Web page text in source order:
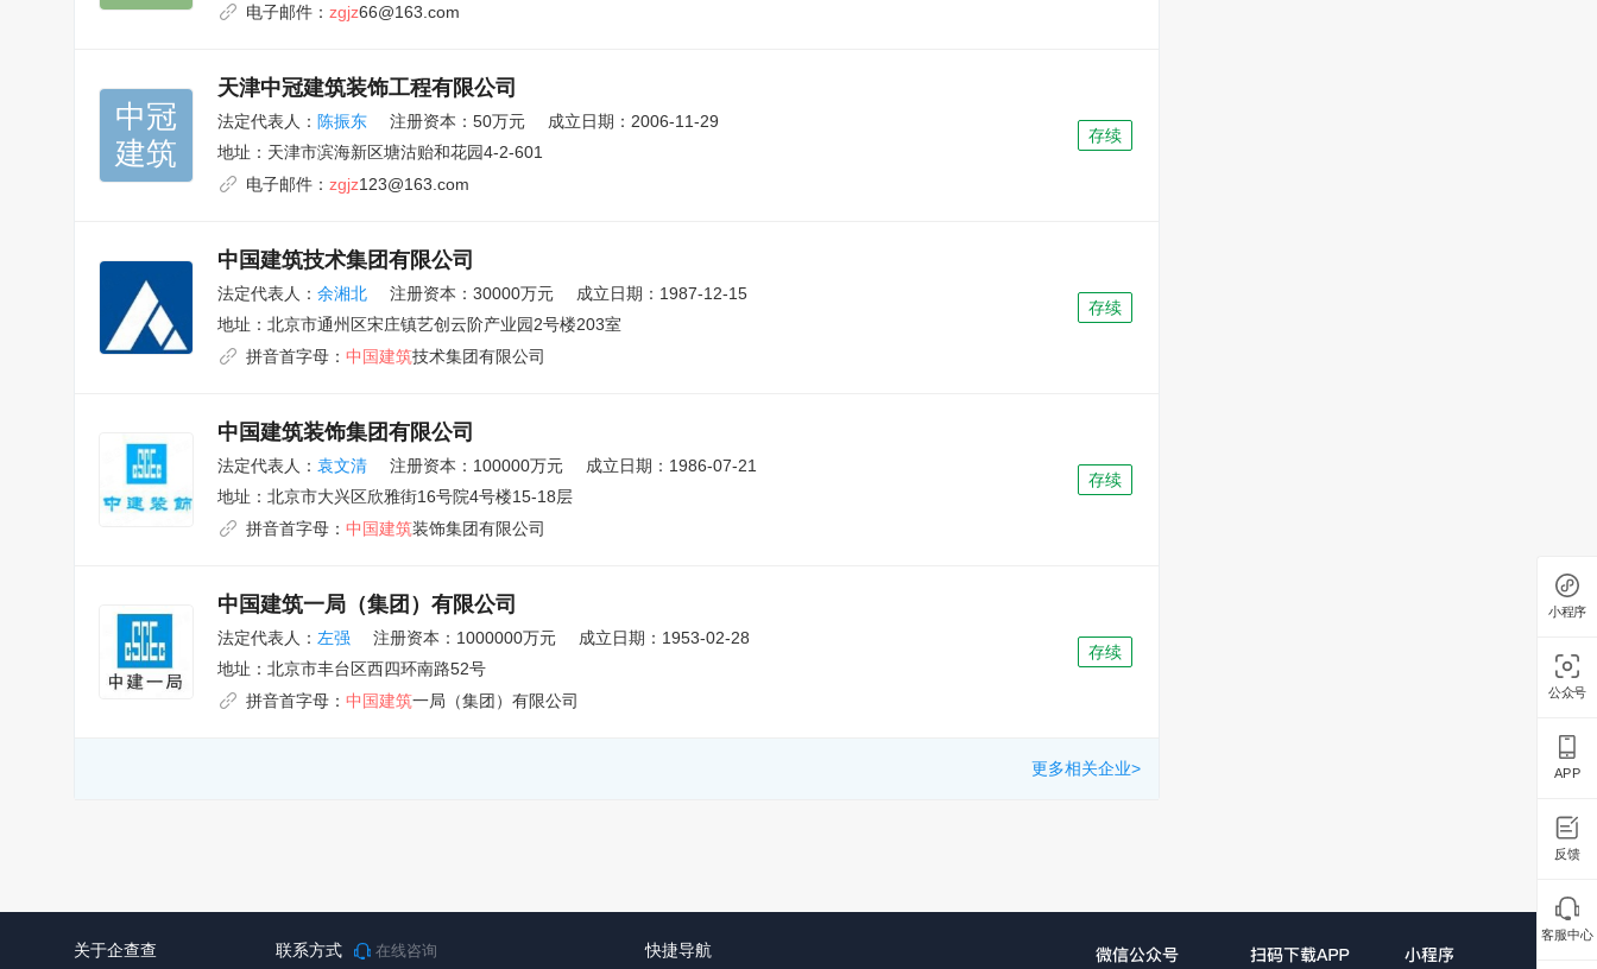
电子邮件： zgjz66@163.com
中冠
建筑
天津中冠建筑装饰工程有限公司
法定代表人： 陈振东 注册资本：50万元
成立日期：2006-11-29
地址： 天津市滨海新区塘沽贻和花园4-2-601
电子邮件： zgjz123@163.com
存续
中国建筑技术集团有限公司
法定代表人： 余湘北 注册资本：30000万元
成立日期：1987-12-15
地址： 北京市通州区宋庄镇艺创云阶产业园2号楼203室
拼音首字母： 中国建筑技术集团有限公司
存续
中国建筑装饰集团有限公司
法定代表人： 袁文清 注册资本：100000万元
成立日期：1986-07-21
地址： 北京市大兴区欣雅街16号院4号楼15-18层
拼音首字母： 中国建筑装饰集团有限公司
存续
中国建筑一局（集团）有限公司
法定代表人： 左强 注册资本：1000000万元
成立日期：1953-02-28
地址： 北京市丰台区西四环南路52号
拼音首字母： 中国建筑一局（集团）有限公司
存续
更多相关企业>
关于企查查 联系方式 在线咨询 快捷导航
小程序
公众号
APP
反馈
客服中心